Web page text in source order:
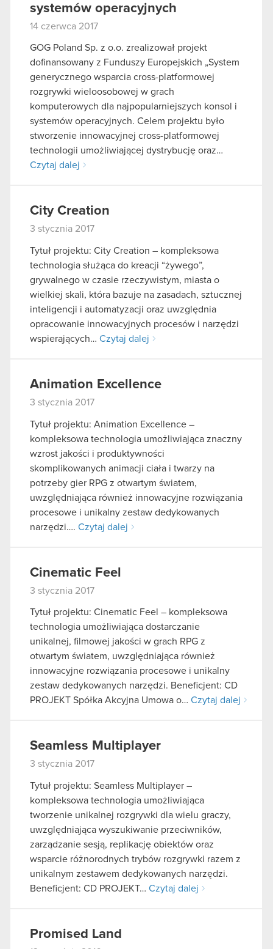
systemów operacyjnych
14 czerwca 2017
GOG Poland Sp. z o.o. zrealizował projekt
dofinansowany z Funduszy Europejskich „System
generycznego wsparcia cross-platformowej
rozgrywki wieloosobowej w grach
komputerowych dla najpopularniejszych konsol i
systemów operacyjnych. Celem projektu było
stworzenie innowacyjnej cross-platformowej
technologii umożliwiającej dystrybucję oraz…
Czytaj dalej
City Creation
3 stycznia 2017
Tytuł projektu: City Creation – kompleksowa
technologia służąca do kreacji “żywego”,
grywalnego w czasie rzeczywistym, miasta o
wielkiej skali, która bazuje na zasadach, sztucznej
inteligencji i automatyzacji oraz uwzględnia
opracowanie innowacyjnych procesów i narzędzi
wspierających… Czytaj dalej
Animation Excellence
3 stycznia 2017
Tytuł projektu: Animation Excellence –
kompleksowa technologia umożliwiająca znaczny
wzrost jakości i produktywności
skomplikowanych animacji ciała i twarzy na
potrzeby gier RPG z otwartym światem,
uwzględniająca również innowacyjne rozwiązania
procesowe i unikalny zestaw dedykowanych
narzędzi…. Czytaj dalej
Cinematic Feel
3 stycznia 2017
Tytuł projektu: Cinematic Feel – kompleksowa
technologia umożliwiająca dostarczanie
unikalnej, filmowej jakości w grach RPG z
otwartym światem, uwzględniająca również
innowacyjne rozwiązania procesowe i unikalny
zestaw dedykowanych narzędzi. Beneficjent: CD
PROJEKT Spółka Akcyjna Umowa o… Czytaj dalej
Seamless Multiplayer
3 stycznia 2017
Tytuł projektu: Seamless Multiplayer –
kompleksowa technologia umożliwiająca
tworzenie unikalnej rozgrywki dla wielu graczy,
uwzględniająca wyszukiwanie przeciwników,
zarządzanie sesją, replikację obiektów oraz
wsparcie różnorodnych trybów rozgrywki razem z
unikalnym zestawem dedykowanych narzędzi.
Beneficjent: CD PROJEKT… Czytaj dalej
Promised Land